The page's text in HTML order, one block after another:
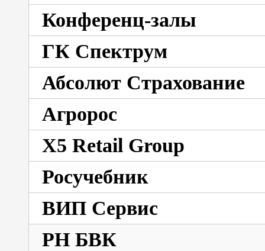
Конференц-залы
ГК Спектрум
Абсолют Страхование
Агророс
X5 Retail Group
Росучебник
ВИП Сервис
РН БВК